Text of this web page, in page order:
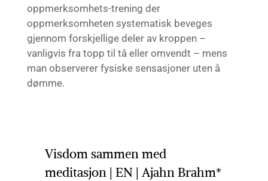
oppmerksomhets-trening der
oppmerksomheten systematisk beveges
gjennom forskjellige deler av kroppen –
vanligvis fra topp til tå eller omvendt – mens
man observerer fysiske sensasjoner uten å
dømme.
Visdom sammen med
meditasjon | EN | Ajahn Brahm*